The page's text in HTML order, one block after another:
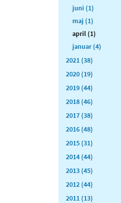
juni (1)
maj (1)
april (1)
januar (4)
2021 (38)
2020 (19)
2019 (44)
2018 (46)
2017 (38)
2016 (48)
2015 (31)
2014 (44)
2013 (45)
2012 (44)
2011 (13)